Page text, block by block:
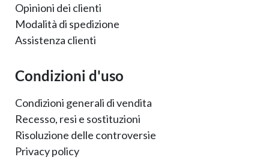
Opinioni dei clienti
Modalità di spedizione
Assistenza clienti
Condizioni d'uso
Condizioni generali di vendita
Recesso, resi e sostituzioni
Risoluzione delle controversie
Privacy policy